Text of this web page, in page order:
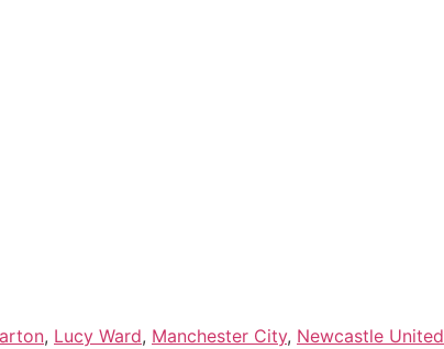
, Lucy Ward, Manchester City, Newcastle United